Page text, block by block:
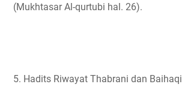
(Mukhtasar Al-qurtubi hal. 26).
5. Hadits Riwayat Thabrani dan Baihaqi